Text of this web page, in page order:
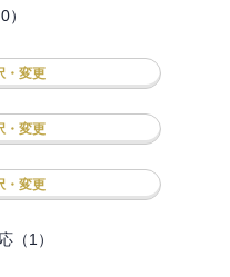
・変更
・変更
・変更
（1）